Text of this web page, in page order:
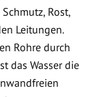
Rost,
Leitungen.
Rohre durch
das Wasser die